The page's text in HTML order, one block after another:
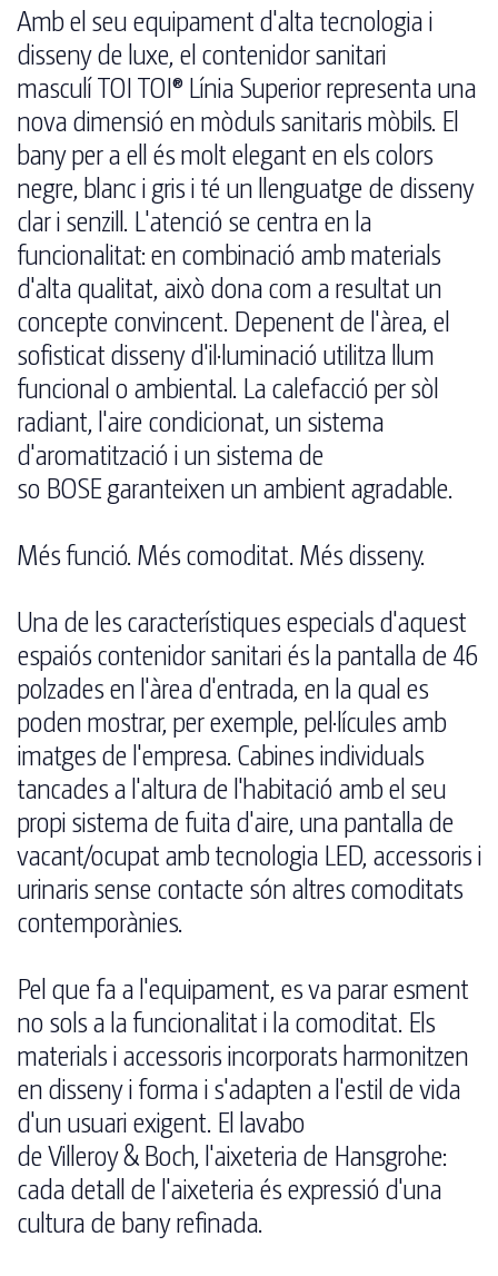
Amb el seu equipament d'alta tecnologia i
disseny de luxe, el contenidor sanitari
masculí TOI TOI® Línia Superior representa una
nova dimensió en mòduls sanitaris mòbils. El
bany per a ell és molt elegant en els colors
negre, blanc i gris i té un llenguatge de disseny
clar i senzill. L'atenció se centra en la
funcionalitat: en combinació amb materials
d'alta qualitat, això dona com a resultat un
concepte convincent. Depenent de l'àrea, el
sofisticat disseny d'il·luminació utilitza llum
funcional o ambiental. La calefacció per sòl
radiant, l'aire condicionat, un sistema
d'aromatització i un sistema de
so BOSE garanteixen un ambient agradable.
Més funció. Més comoditat. Més disseny.
Una de les característiques especials d'aquest
espaiós contenidor sanitari és la pantalla de 46
polzades en l'àrea d'entrada, en la qual es
poden mostrar, per exemple, pel·lícules amb
imatges de l'empresa. Cabines individuals
tancades a l'altura de l'habitació amb el seu
propi sistema de fuita d'aire, una pantalla de
vacant/ocupat amb tecnologia LED, accessoris i
urinaris sense contacte són altres comoditats
contemporànies.
Pel que fa a l'equipament, es va parar esment
no sols a la funcionalitat i la comoditat. Els
materials i accessoris incorporats harmonitzen
en disseny i forma i s'adapten a l'estil de vida
d'un usuari exigent. El lavabo
de Villeroy & Boch, l'aixeteria de Hansgrohe:
cada detall de l'aixeteria és expressió d'una
cultura de bany refinada.